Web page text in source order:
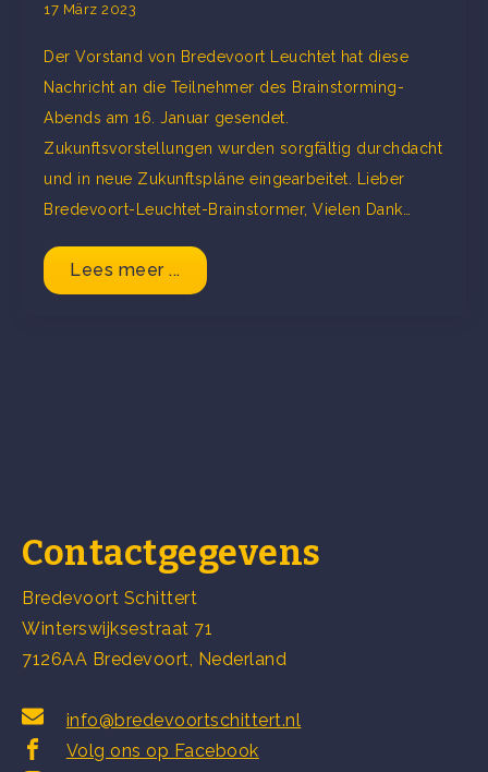
17 März 2023
Der Vorstand von Bredevoort Leuchtet hat diese
Nachricht an die Teilnehmer des Brainstorming-
Abends am 16. Januar gesendet.
Zukunftsvorstellungen wurden sorgfältig durchdacht
und in neue Zukunftspläne eingearbeitet. Lieber
Bredevoort-Leuchtet-Brainstormer, Vielen Dank…
Lees meer ...
Contactgegevens
Bredevoort Schittert
Winterswijksestraat 71
7126AA Bredevoort, Nederland
info@bredevoortschittert.nl
Volg ons op Facebook